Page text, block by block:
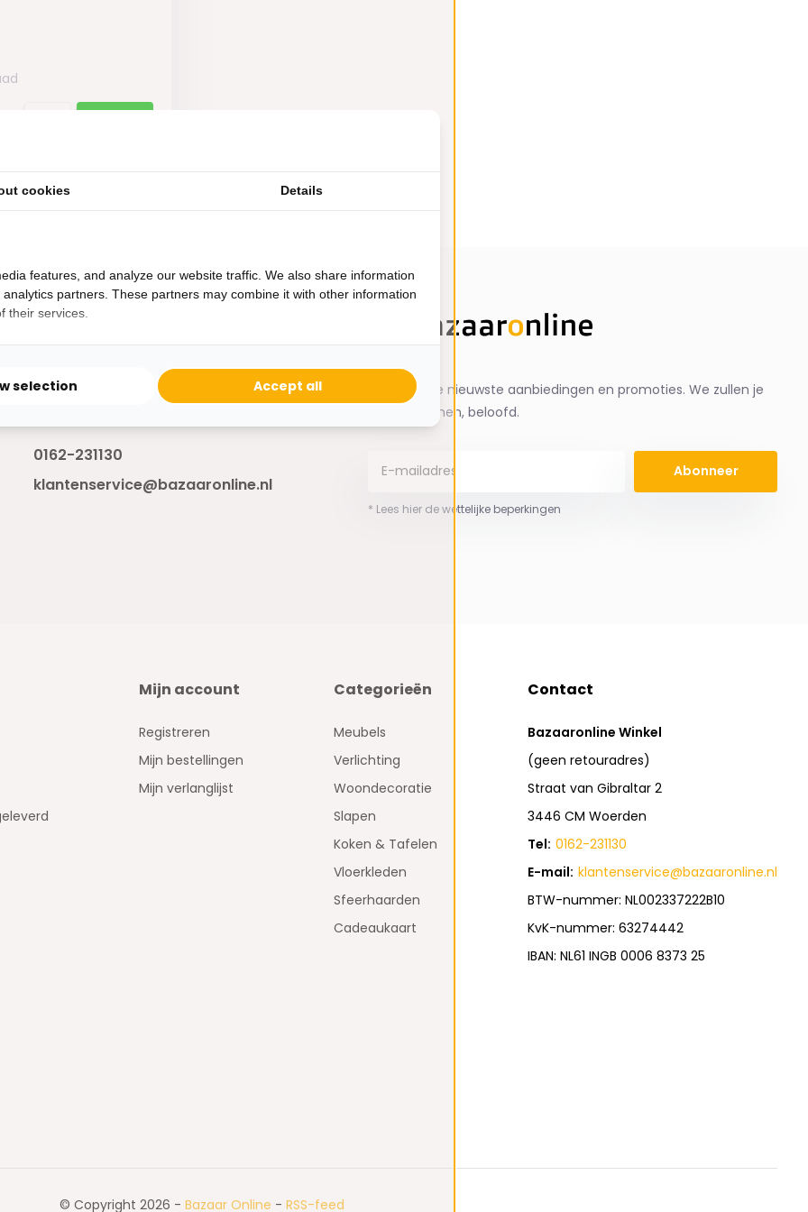
Heb je een vraag?
Bereikbaar van ma - vr 10:00 tot 17:00
0162-231130
klantenservice@bazaaronline.nl
Ontvang de nieuwste aanbiedingen en promoties. We zullen je
niet spammen, beloofd.
Abonneer
* Lees hier de wettelijke beperkingen
Mijn account
Registreren
Mijn bestellingen
Mijn verlanglijst
Categorieën
Meubels
Verlichting
Woondecoratie
Slapen
Koken & Tafelen
Vloerkleden
Sfeerhaarden
Cadeaukaart
Contact
Bazaaronline Winkel
(geen retouradres)
Straat van Gibraltar 2
3446 CM Woerden
Tel: 0162-231130
E-mail: klantenservice@bazaaronline.nl
BTW-nummer: NL002337222B10
KvK-nummer: 63274442
IBAN: NL61 INGB 0006 8373 25
© Copyright 2026 - Bazaar Online - RSS-feed
cookies Details
features, and analyze our website traffic. We also share information
partners. These partners may combine it with other information
their services.
selection Accept all